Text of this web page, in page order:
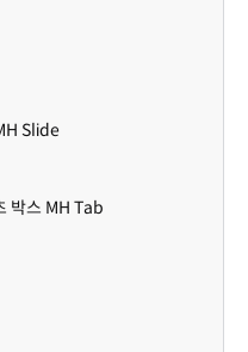
Slide
박스 MH Tab